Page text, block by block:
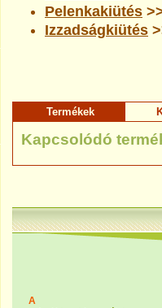
Pelenkakiütés
Izzadságkiütés
Termékek
Kapcsolódó
A